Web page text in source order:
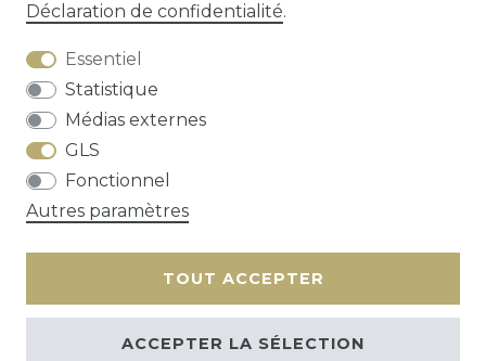
Question sur cet article?
Droit de rétractation
confidentialité
Déclaration de confidentialité.
Essentiel
Statistique
Médias externes
GLS
Fonctionnel
Autres paramètres
TOUT ACCEPTER
ACCEPTER LA SÉLECTION